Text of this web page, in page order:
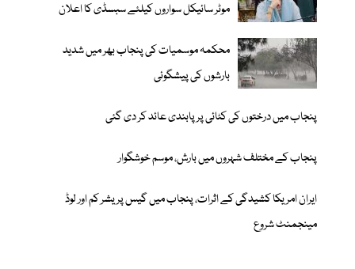
موٹر سائیکل سواروں کیلئے سبسڈی کا اعلان
محکمہ موسمیات کی پنجاب بھر میں شدید
بارشوں کی پیشگوئی
پنجاب میں درختوں کی کٹائی پر پابندی عائد کر دی گئی
پنجاب کے مختلف شہروں میں بارش، موسم خوشگوار
ایران امریکا کشیدگی کے اثرات، پنجاب میں گیس پریشر کم اور لوڈ
مینجمنٹ شروع